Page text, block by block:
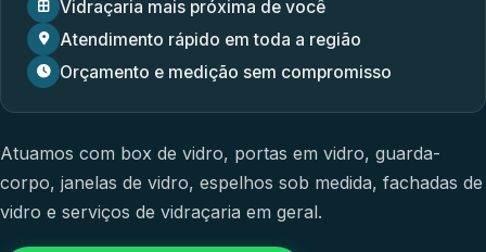
Vidraçaria mais próxima de você
Atendimento rápido em toda a região
Orçamento e medição sem compromisso
Atuamos com box de vidro, portas em vidro, guarda-
corpo, janelas de vidro, espelhos sob medida, fachadas de
vidro e serviços de vidraçaria em geral.